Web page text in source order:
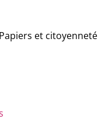
Papiers et citoyenneté